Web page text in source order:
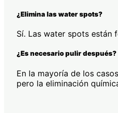
¿Elimina las water spots?
Sí. Las water spots están
¿Es necesario pulir después?
En la mayoría de los
pero la eliminación